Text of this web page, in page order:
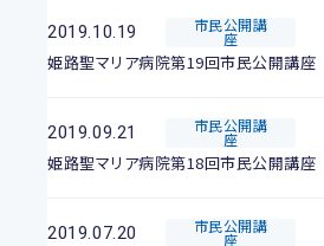
2019.10.19 市民公開講
座
姫路聖マリア病院第19回市民公開講座
2019.09.21 市民公開講
座
姫路聖マリア病院第18回市民公開講座
2019.07.20 市民公開講
座